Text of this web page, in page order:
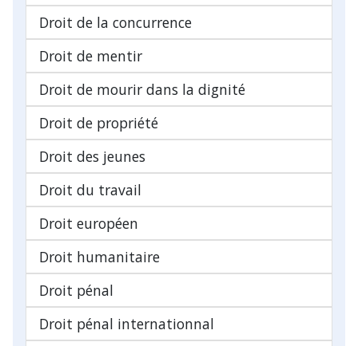
Droit de la concurrence
Droit de mentir
Droit de mourir dans la dignité
Droit de propriété
Droit des jeunes
Droit du travail
Droit européen
Droit humanitaire
Droit pénal
Droit pénal internationnal